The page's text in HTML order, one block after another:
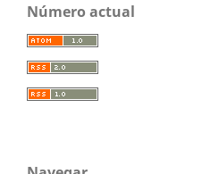
Número actual